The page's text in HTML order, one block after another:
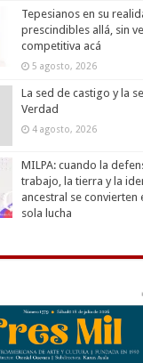
Tepesianos en su
prescindibles allá, sin
competitiva acá
5 agosto, 2026
La sed de castigo y la
Verdad
4 agosto, 2026
MILPA: cuando la
trabajo, la tierra y la
ancestral se convierten
sola lucha